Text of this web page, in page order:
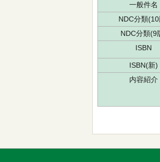
一般件名
NDC分類
NDC分類(9
ISBN
ISBN(新)
内容紹介